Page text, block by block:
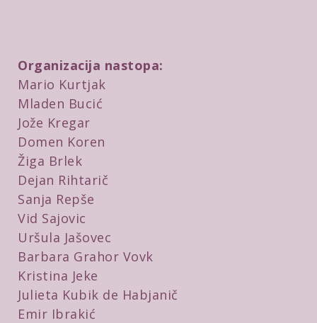
Organizacija nastopa:
Mario Kurtjak
Mladen Bucić
Jože Kregar
Domen Koren
Žiga Brlek
Dejan Rihtarič
Sanja Repše
Vid Sajovic
Uršula Jašovec
Barbara Grahor Vovk
Kristina Jeke
Julieta Kubik de Habjanič
Emir Ibrakić